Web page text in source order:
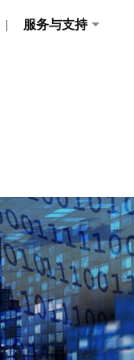
服务与支持